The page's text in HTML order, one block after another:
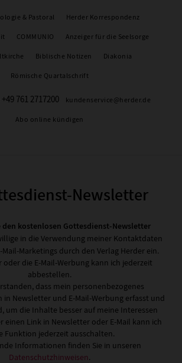
& Pastoral Herder Korrespondenz
COMMUNIO Anzeiger für die Seelsorge
Biblische Notizen Diakonia
Römische Quartalschrift
+49 761 2717200 kundenservice@herder.de
Abo online kündigen
Newsletter
den kostenlosen Gottesdienst-Newsletter
in die Verwendung meiner Kontaktdaten
Mail-Marketings durch den Verlag Herder ein.
oder die E-Mail-Werbung kann ich jederzeit
abbestellen.
dass mein personenbezogenes
Newsletter und E-Mail-Werbung erfasst und
um die Inhalte besser auf meine Interessen
einen Link in Newsletter oder E-Mail kann ich
Funktion jederzeit ausschalten.
Informationen finden Sie in unseren
Datenschutzhinweisen.